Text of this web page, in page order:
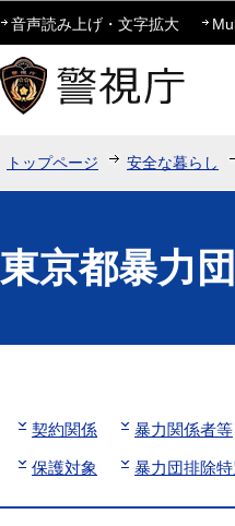
音声読み上げ・文字拡大
トップページ 安全な暮らし
東京都暴力
契約関係 暴力関係者等
保護対象 暴力団排除